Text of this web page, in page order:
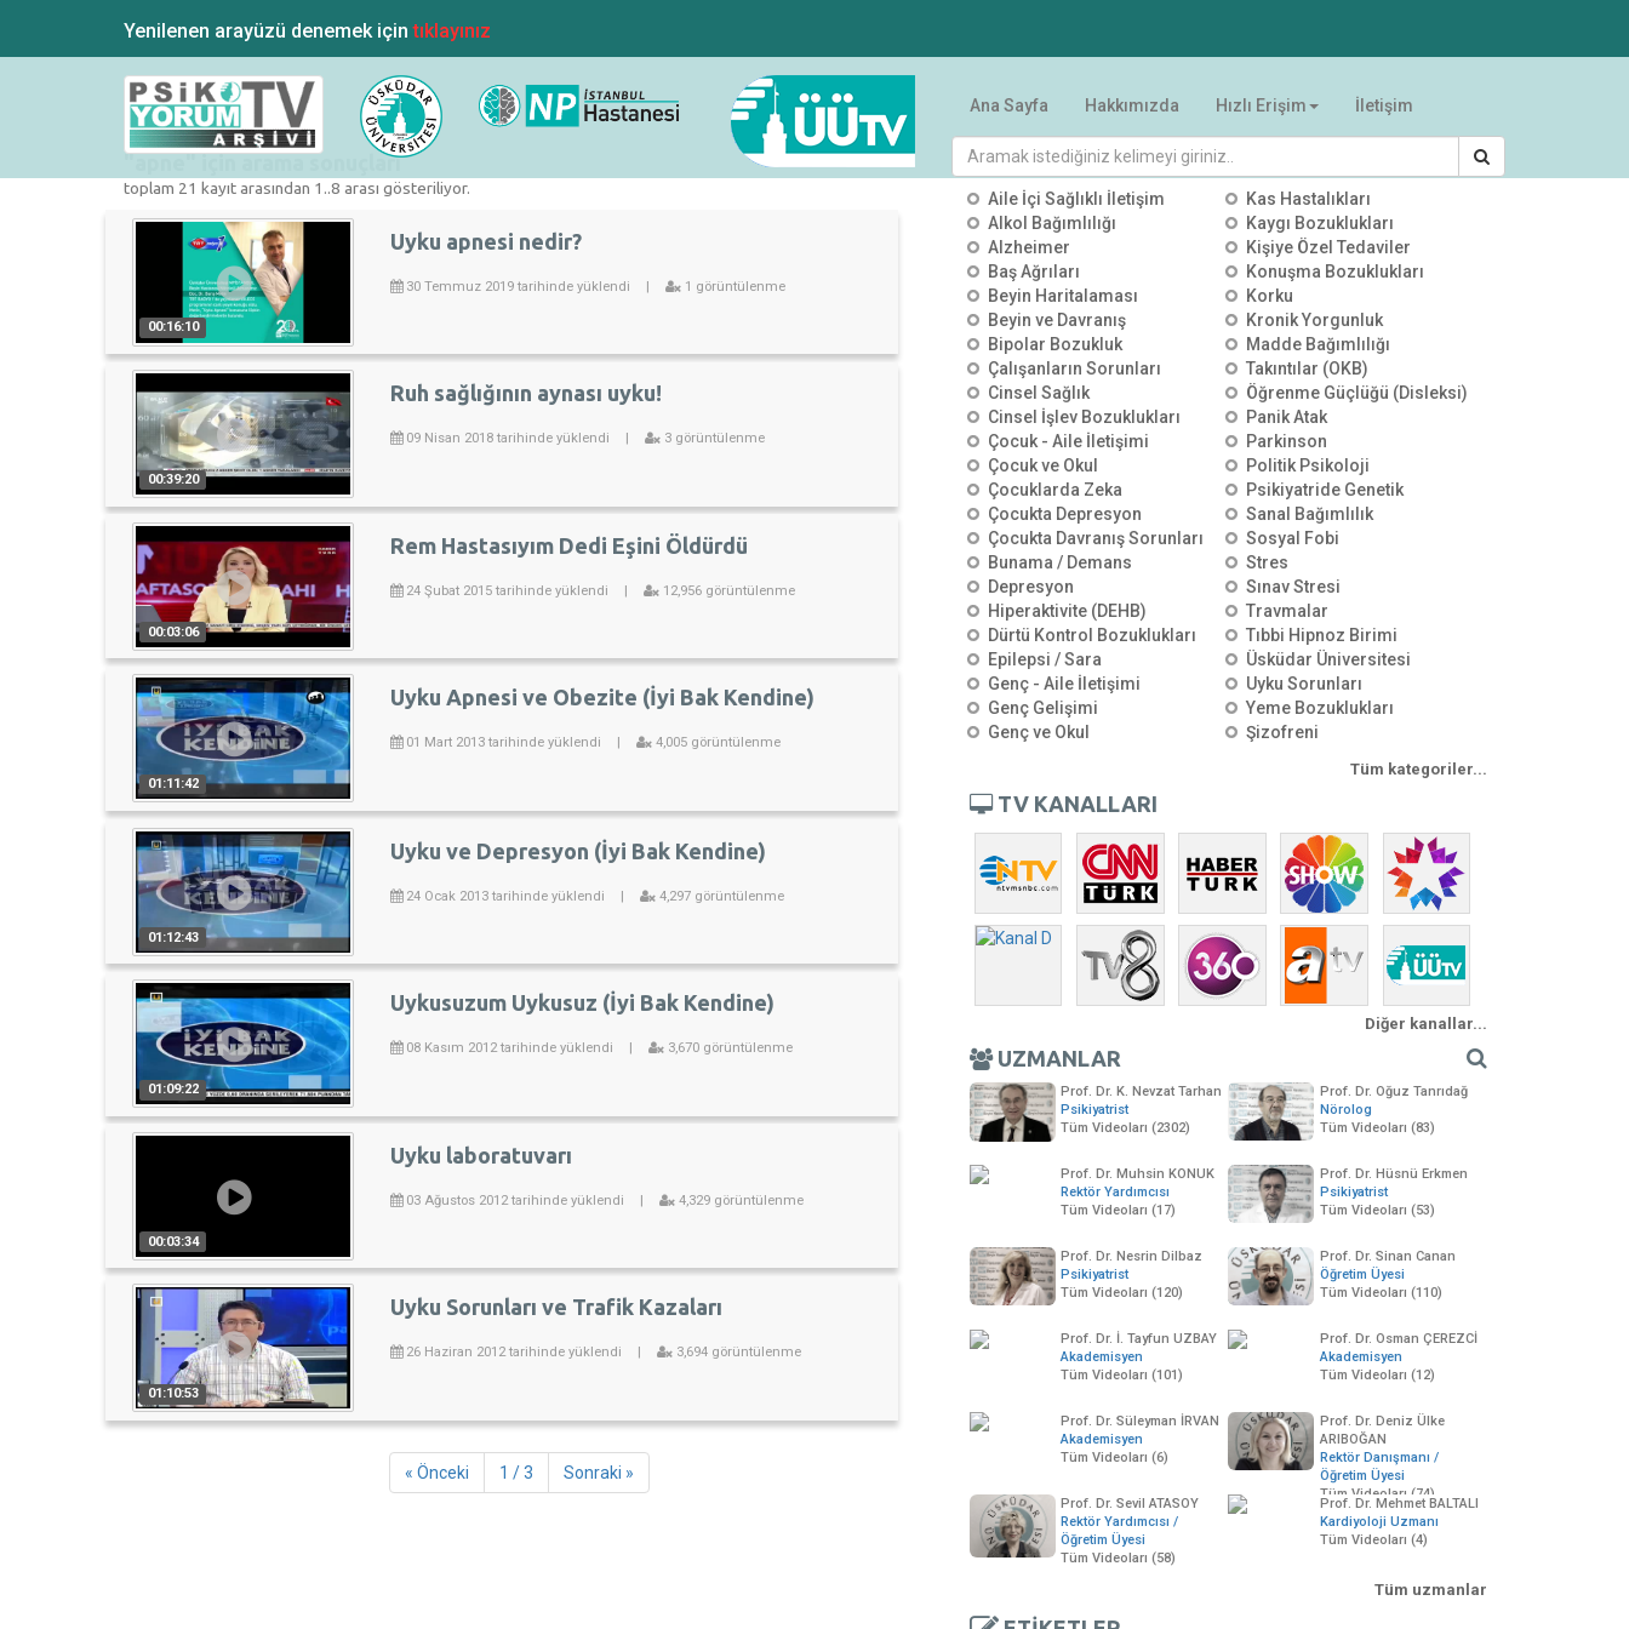
Yenilenen arayüzü denemek içintıklayınız
Ana Sayfa Hakkımızda Hızlı Erişim İletişim
"apne" için arama sonuçları
toplam 21 kayıt arasından 1..8 arası gösteriliyor.
00:16:10
Uyku apnesi nedir?
30 Temmuz 2019 tarihinde yüklendi | 1 görüntülenme
00:39:20
Ruh sağlığının aynası uyku!
09 Nisan 2018 tarihinde yüklendi 3 görüntülenme
00:03:06
Rem Hastasıyım Dedi Eşini Öldürdü
24 Şubat 2015 tarihinde yüklendi | 12,956 görüntülenme
01:11:42
Uyku Apnesi ve Obezite (İyi Bak Kendine)
01 Mart 2013 tarihinde yüklendi 4,005 görüntülenme
01:12:43
Uyku ve Depresyon (İyi Bak Kendine)
24 Ocak 2013 tarihinde yüklendi | 4,297 görüntülenme
01:09:22
Uykusuzum Uykusuz (İyi Bak Kendine)
08 Kasım 2012 tarihinde yüklendi 3,670 görüntülenme
00:03:34
Uyku laboratuvarı
03 Ağustos 2012 tarihinde yüklendi | 4,329 görüntülenme
01:10:53
Uyku Sorunları ve Trafik Kazaları
26 Haziran 2012 tarihinde yüklendi 3,694 görüntülenme
« Önceki 1 / 3 Sonraki »
KATEGORİLER
Aile İçi Sağlıklı İletişim
Alkol Bağımlılığı
Alzheimer
Baş Ağrıları
Beyin Haritalaması
Beyin ve Davranış
Bipolar Bozukluk
Çalışanların Sorunları
Cinsel Sağlık
Cinsel İşlev Bozuklukları
Çocuk - Aile İletişimi
Çocuk ve Okul
Çocuklarda Zeka
Çocukta Depresyon
Çocukta Davranış Sorunları
Bunama / Demans
Depresyon
Hiperaktivite (DEHB)
Dürtü Kontrol Bozuklukları
Epilepsi / Sara
Genç - Aile İletişimi
Genç Gelişimi
Genç ve Okul
Kas Hastalıkları
Kaygı Bozuklukları
Kişiye Özel Tedaviler
Konuşma Bozuklukları
Korku
Kronik Yorgunluk
Madde Bağımlılığı
Takıntılar (OKB)
Öğrenme Güçlüğü (Disleksi)
Panik Atak
Parkinson
Politik Psikoloji
Psikiyatride Genetik
Sanal Bağımlılık
Sosyal Fobi
Stres
Sınav Stresi
Travmalar
Tıbbi Hipnoz Birimi
Üsküdar Üniversitesi
Uyku Sorunları
Yeme Bozuklukları
Şizofreni
Tüm kategoriler...
TV KANALLARI
Diğer kanallar...
UZMANLAR
Prof. Dr. K. Nevzat Tarhan
Psikiyatrist
Tüm Videoları (2302)
Prof. Dr. Oğuz Tanrıdağ
Nörolog
Tüm Videoları (83)
Prof. Dr. Muhsin KONUK
Rektör Yardımcısı
Tüm Videoları (17)
Prof. Dr. Hüsnü Erkmen
Psikiyatrist
Tüm Videoları (53)
Prof. Dr. Nesrin Dilbaz
Psikiyatrist
Tüm Videoları (120)
Prof. Dr. Sinan Canan
Öğretim Üyesi
Tüm Videoları (110)
Prof. Dr. İ. Tayfun UZBAY
Akademisyen
Tüm Videoları (101)
Prof. Dr. Osman ÇEREZCİ
Akademisyen
Tüm Videoları (12)
Prof. Dr. Süleyman İRVAN
Akademisyen
Tüm Videoları (6)
Prof. Dr. Deniz Ülke
ARIBOĞAN
Rektör Danışmanı /
Öğretim Üyesi
Tüm Videoları (74)
Prof. Dr. Sevil ATASOY
Rektör Yardımcısı /
Öğretim Üyesi
Tüm Videoları (58)
Prof. Dr. Mehmet BALTALI
Kardiyoloji Uzmanı
Tüm Videoları (4)
Tüm uzmanlar